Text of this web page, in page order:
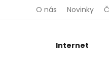
O nás Novinky
Internet